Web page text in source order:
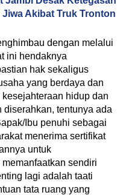
Akibat Truk Tronton
dengan melalui
ini hendaknya
hak sekaligus
yang berdaya dan
hidup dan
diserahkan, tentunya ada
Ibu penuhi sebagai
menerima sertifikat
untuk
sendiri
lagi adalah taati
tata ruang yang